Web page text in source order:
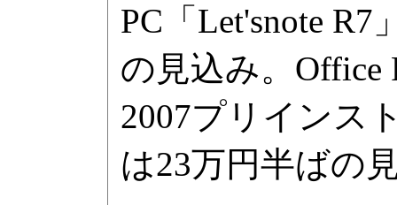
PC「Let'snote
の見込み。Office
2007プリインス
は23万円半ばの